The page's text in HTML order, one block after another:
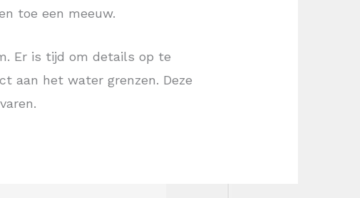
toe een meeuw.
Er is tijd om details op te
aan het water grenzen. Deze